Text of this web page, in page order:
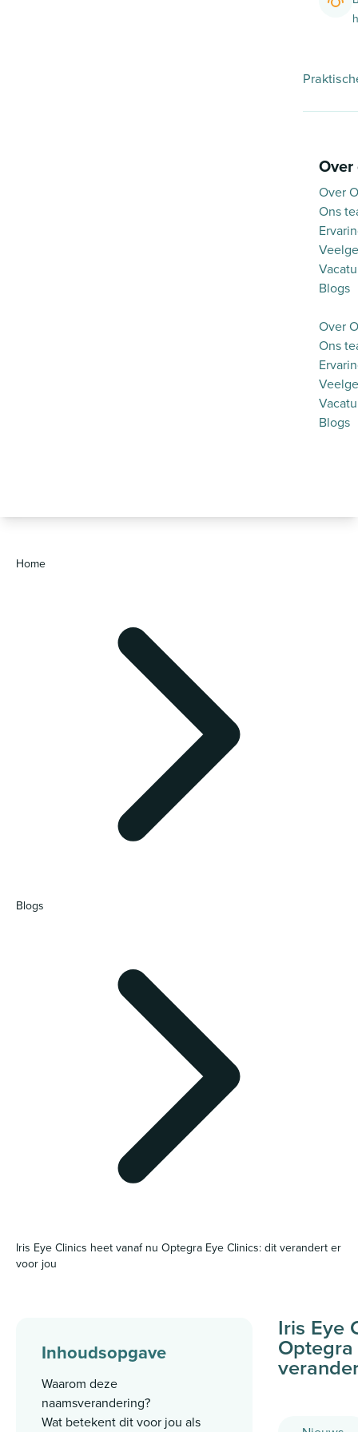
Over
Ons
Blogs
Over
Ons
Blogs
Home
Blogs
Iris Eye Clinics heet vanaf nu Optegra Eye Clinics: dit verandert er
voor jou
Inhoudsopgave
Waarom deze
naamsverandering?
Wat betekent dit voor jou als
Iris Eye